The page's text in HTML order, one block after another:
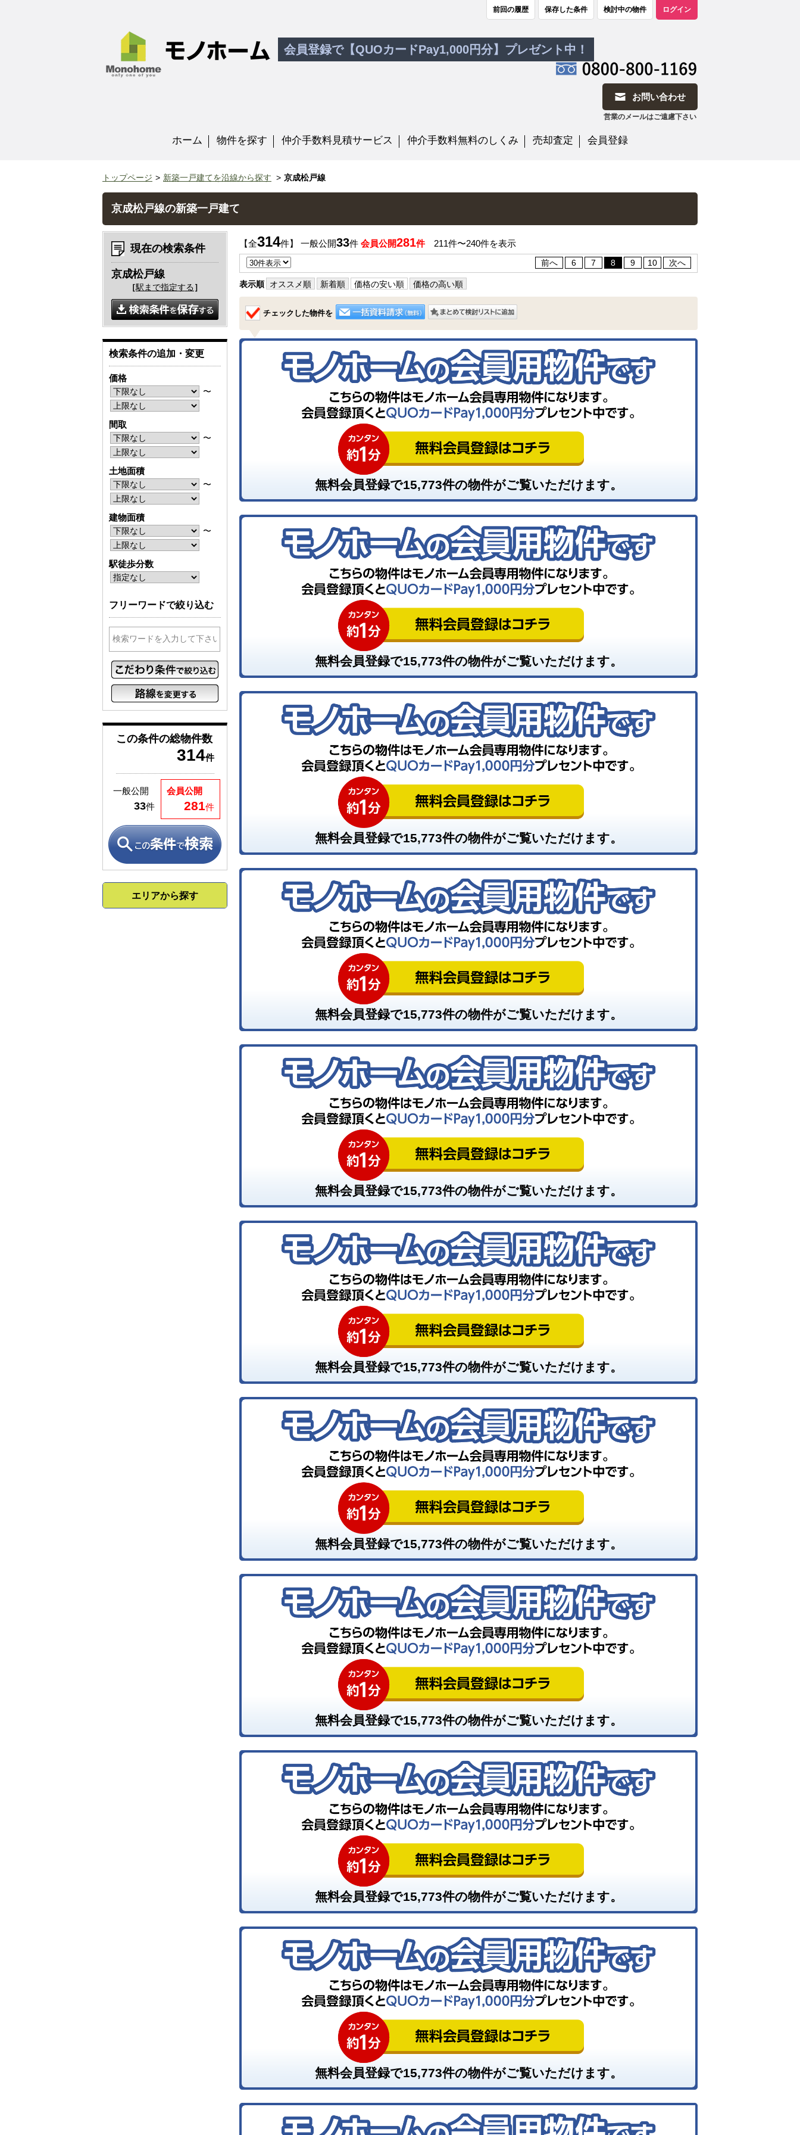
前回の履歴 保存した条件 検討中の物件 ログイン
会員登録で【QUOカードPay1,000円分】プレゼント中！
お問い合わせ
営業のメールはご遠慮下さい
ホーム 物件を探す 仲介手数料見積サービス 仲介手数料無料のしくみ 売却査定 会員登録
トップページ 新築一戸建てを沿線から探す 京成松戸線
京成松戸線の新築一戸建て
【全314件】 一般公開33件 会員公開281件211件〜240件を表示
前へ 6 7 8 9 10 次へ
表示順 オススメ順 新着順 価格の安い順 価格の高い順
チェックした物件を
無料会員登録で15,773件の物件がご覧いただけます。
無料会員登録で15,773件の物件がご覧いただけます。
無料会員登録で15,773件の物件がご覧いただけます。
無料会員登録で15,773件の物件がご覧いただけます。
無料会員登録で15,773件の物件がご覧いただけます。
無料会員登録で15,773件の物件がご覧いただけます。
無料会員登録で15,773件の物件がご覧いただけます。
無料会員登録で15,773件の物件がご覧いただけます。
無料会員登録で15,773件の物件がご覧いただけます。
無料会員登録で15,773件の物件がご覧いただけます。
現在の検索条件
京成松戸線
［駅まで指定する ］
検索条件の追加・変更
価格
〜
間取
〜
土地面積
〜
建物面積
〜
駅徒歩分数
フリーワードで絞り込む
この条件の総物件数
314件
会員公開
281件
一般公開
33件
エリアから探す